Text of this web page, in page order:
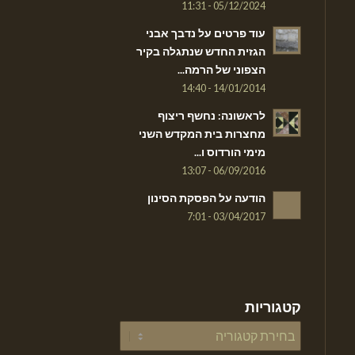
05/12/2024 - 11:31
עוד פרטים על נדבך אבני
הגזית החדש שנתגלה בקיר
הצפוני של הרמה...
14/01/2014 - 14:40
לראשונה: נחשף ריצוף
מחצרות בית המקדש השני
מימי הורדוס ו...
06/09/2016 - 13:07
הודעה על הפסקת הסינון
03/04/2017 - 7:01
קטגוריות
קטגוריות